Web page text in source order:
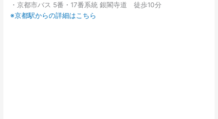
・京都市バス 5番・17番系統 銀閣寺道 徒歩10分
※京都駅からの詳細はこちら